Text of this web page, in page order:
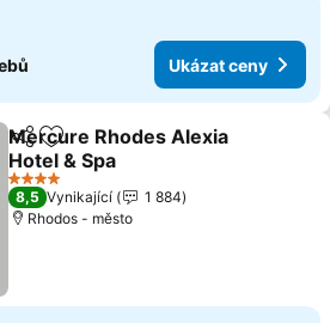
Ukázat ceny
SdíletPřidat na seznam oblíbených
Mercure Rhodes Alexia
Hotel & Spa
4 Počet hvězdiček
8,5 Vynikající
1 884
Rhodos - město